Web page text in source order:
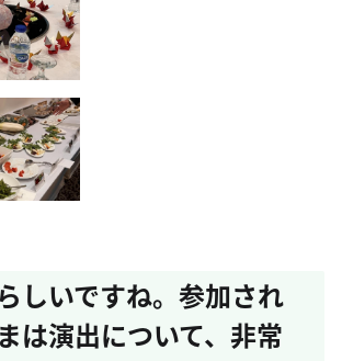
しいですね。参加され
は演出について、非常